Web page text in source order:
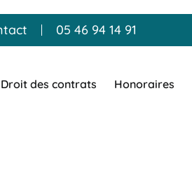
05 46 94 14 91
Droit des contrats Honoraires